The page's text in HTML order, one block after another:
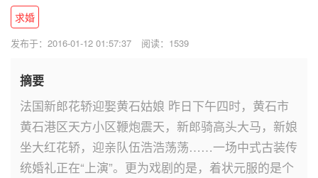
求婚
发布于：2016-01-12 01:57:37 阅读：1539
摘要
法国新郎花轿迎娶黄石姑娘 昨日下午四时，黄石市
黄石港区天方小区鞭炮震天，新郎骑高头大马，新娘
坐大红花轿，迎亲队伍浩浩荡荡……一场中式古装传
统婚礼正在“上演”。更为戏剧的是，着状元服的是个